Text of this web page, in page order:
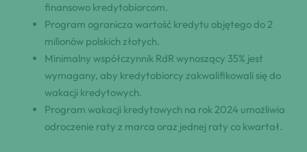
finansowo kredytobiorcom.
Program ogranicza wartość kredytu objętego do 2
milionów polskich złotych.
Minimalny współczynnik RdR wynoszący 35% jest
wymagany, aby kredytobiorcy zakwalifikowali się do
wakacji kredytowych.
Program wakacji kredytowych na rok 2024 umożliwia
odroczenie raty z marca oraz jednej raty co kwartał.